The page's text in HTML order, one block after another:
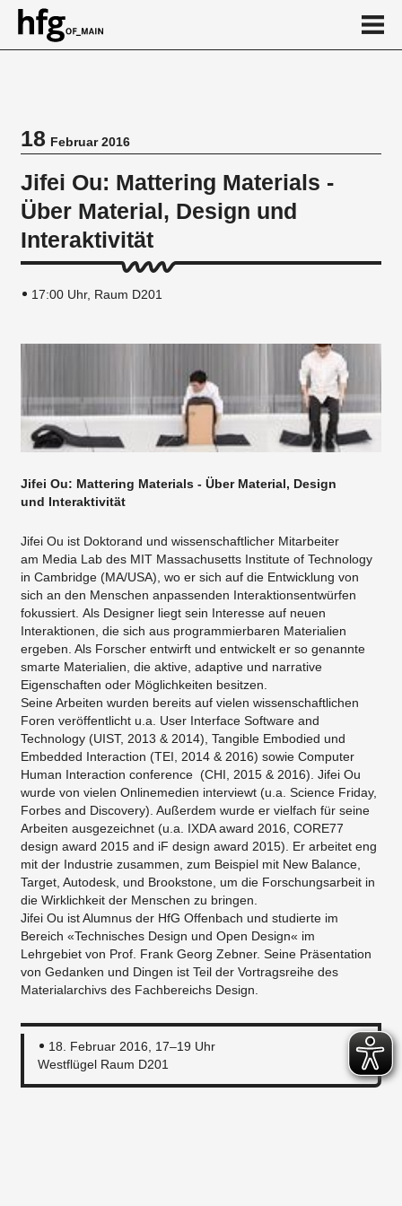
18Februar 2016
Jifei Ou: Mattering Materials -
Über Material, Design und
Interaktivität
17:00 Uhr, Raum D201
Jifei Ou: Mattering Materials - Über Material, Design
und Interaktivität
Jifei Ou ist Doktorand und wissenschaftlicher Mitarbeiter
am Media Lab des MIT Massachusetts Institute of Technology
in Cambridge (MA/USA), wo er sich auf die Entwicklung von
sich an den Menschen anpassenden Interaktionsentwürfen
fokussiert. Als Designer liegt sein Interesse auf neuen
Interaktionen, die sich aus programmierbaren Materialien
ergeben. Als Forscher entwirft und entwickelt er so genannte
smarte Materialien, die aktive, adaptive und narrative
Eigenschaften oder Möglichkeiten besitzen.
Seine Arbeiten wurden bereits auf vielen wissenschaftlichen
Foren veröffentlicht u.a. User Interface Software and
Technology (UIST, 2013 & 2014), Tangible Embodied und
Embedded Interaction (TEI, 2014 & 2016) sowie Computer
Human Interaction conference (CHI, 2015 & 2016). Jifei Ou
wurde von vielen Onlinemedien interviewt (u.a. Science Friday,
Forbes and Discovery). Außerdem wurde er vielfach für seine
Arbeiten ausgezeichnet (u.a. IXDA award 2016, CORE77
design award 2015 and iF design award 2015). Er arbeitet eng
mit der Industrie zusammen, zum Beispiel mit New Balance,
Target, Autodesk, und Brookstone, um die Forschungsarbeit in
die Wirklichkeit der Menschen zu bringen.
Jifei Ou ist Alumnus der HfG Offenbach und studierte im
Bereich «Technisches Design und Open Design« im
Lehrgebiet von Prof. Frank Georg Zebner. Seine Präsentation
von Gedanken und Dingen ist Teil der Vortragsreihe des
Materialarchivs des Fachbereichs Design.
18. Februar 2016, 17–19 Uhr
Westflügel Raum D201